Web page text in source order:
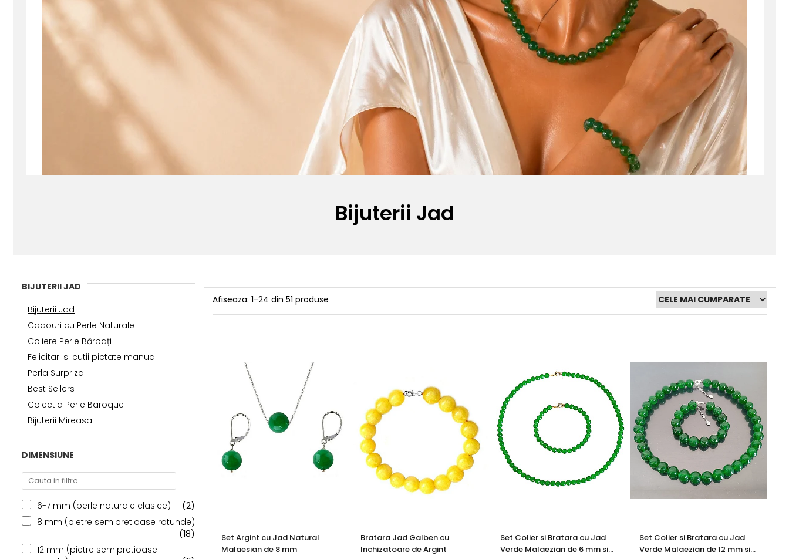
Seturi Perle cu Argint
Brățări cu Perle
Pandantive cu Perle
Bijuterii Jad
BIJUTERII JAD
Bijuterii Jad
Cadouri cu Perle Naturale
Coliere Perle Bărbați
Felicitari si cutii pictate manual
Perla Surpriza
Best Sellers
Colectia Perle Baroque
Bijuterii Mireasa
DIMENSIUNE
6-7 mm (perle naturale clasice)
(2)
8 mm (pietre semipretioase rotunde)
(18)
12 mm (pietre semipretioase
Afiseaza: 1-24 din 51 produse
Set Argint cu Jad Natural
Malaesian de 8 mm
Bratara Jad Galben cu
Inchizatoare de Argint
Set Colier si Bratara cu Jad
Verde Malaezian de 6 mm si
Set Colier si Bratara cu Jad
Verde Malaezian de 12 mm si